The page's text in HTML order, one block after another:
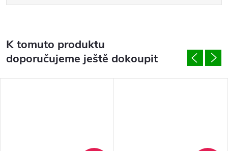
K tomuto produktu
doporučujeme ještě dokoupit